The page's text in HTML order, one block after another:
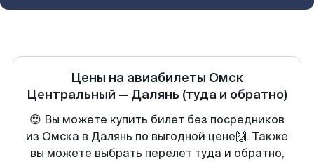
Цены на авиабилеты Омск
Центральный — Далянь (туда и обратно)
😍 Вы можете купить билет без посредников
из Омска в Далянь по выгодной цене🙌. Также
вы можете выбрать перелет туда и обратно,